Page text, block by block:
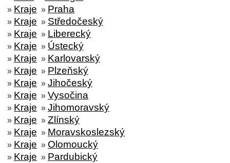
» Kraje » Praha
» Kraje » Středočeský
» Kraje » Liberecký
» Kraje » Ústecký
» Kraje » Karlovarský
» Kraje » Plzeňský
» Kraje » Jihočeský
» Kraje » Vysočina
» Kraje » Jihomoravský
» Kraje » Zlínský
» Kraje » Moravskoslezský
» Kraje » Olomoucký
» Kraje » Pardubický